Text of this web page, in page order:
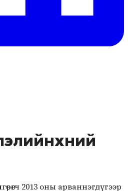
2013 оны арваннэгдүгээр